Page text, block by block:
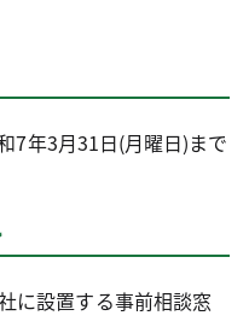
7年3月31日(月曜日)まで
に設置する事前相談窓